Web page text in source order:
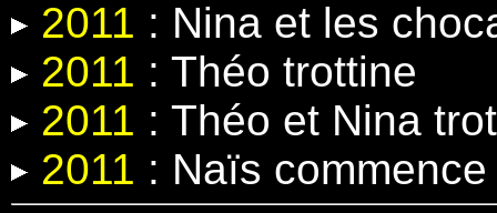
2011 : Nina et les
2011 : Théo trottine
2011 : Théo et Nina
2011 : Naïs